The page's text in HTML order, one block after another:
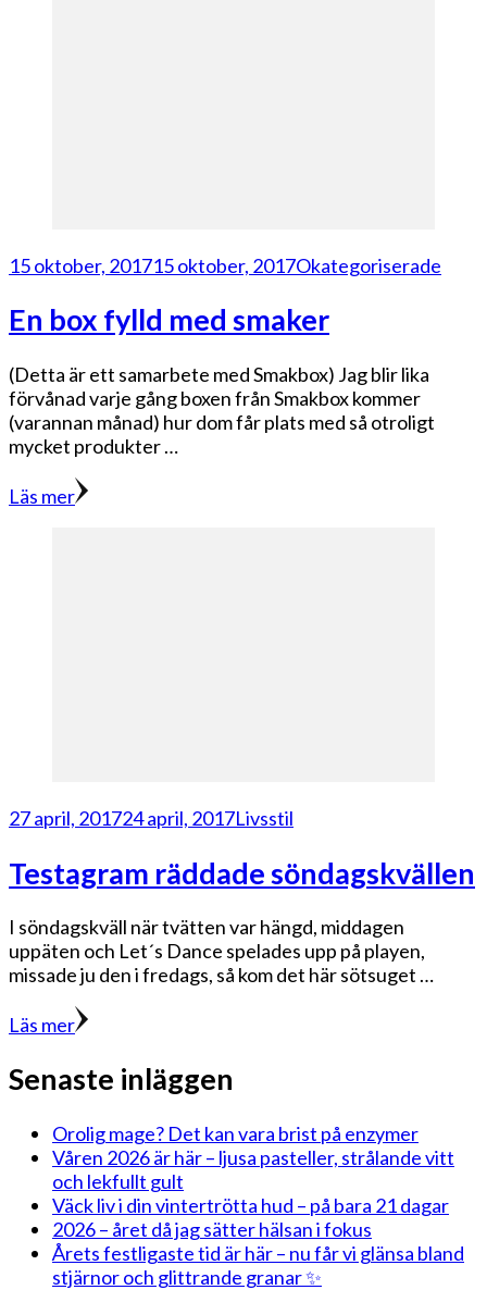
15 oktober, 201715 oktober, 2017Okategoriserade
En box fylld med smaker
(Detta är ett samarbete med Smakbox) Jag blir lika
förvånad varje gång boxen från Smakbox kommer
(varannan månad) hur dom får plats med så otroligt
mycket produkter …
Läs mer
27 april, 201724 april, 2017Livsstil
Testagram räddade söndagskvällen
I söndagskväll när tvätten var hängd, middagen
uppäten och Let´s Dance spelades upp på playen,
missade ju den i fredags, så kom det här sötsuget …
Läs mer
Senaste inläggen
Orolig mage? Det kan vara brist på enzymer
Våren 2026 är här – ljusa pasteller, strålande vitt
och lekfullt gult
Väck liv i din vintertrötta hud – på bara 21 dagar
2026 – året då jag sätter hälsan i fokus
Årets festligaste tid är här – nu får vi glänsa bland
stjärnor och glittrande granar ✨